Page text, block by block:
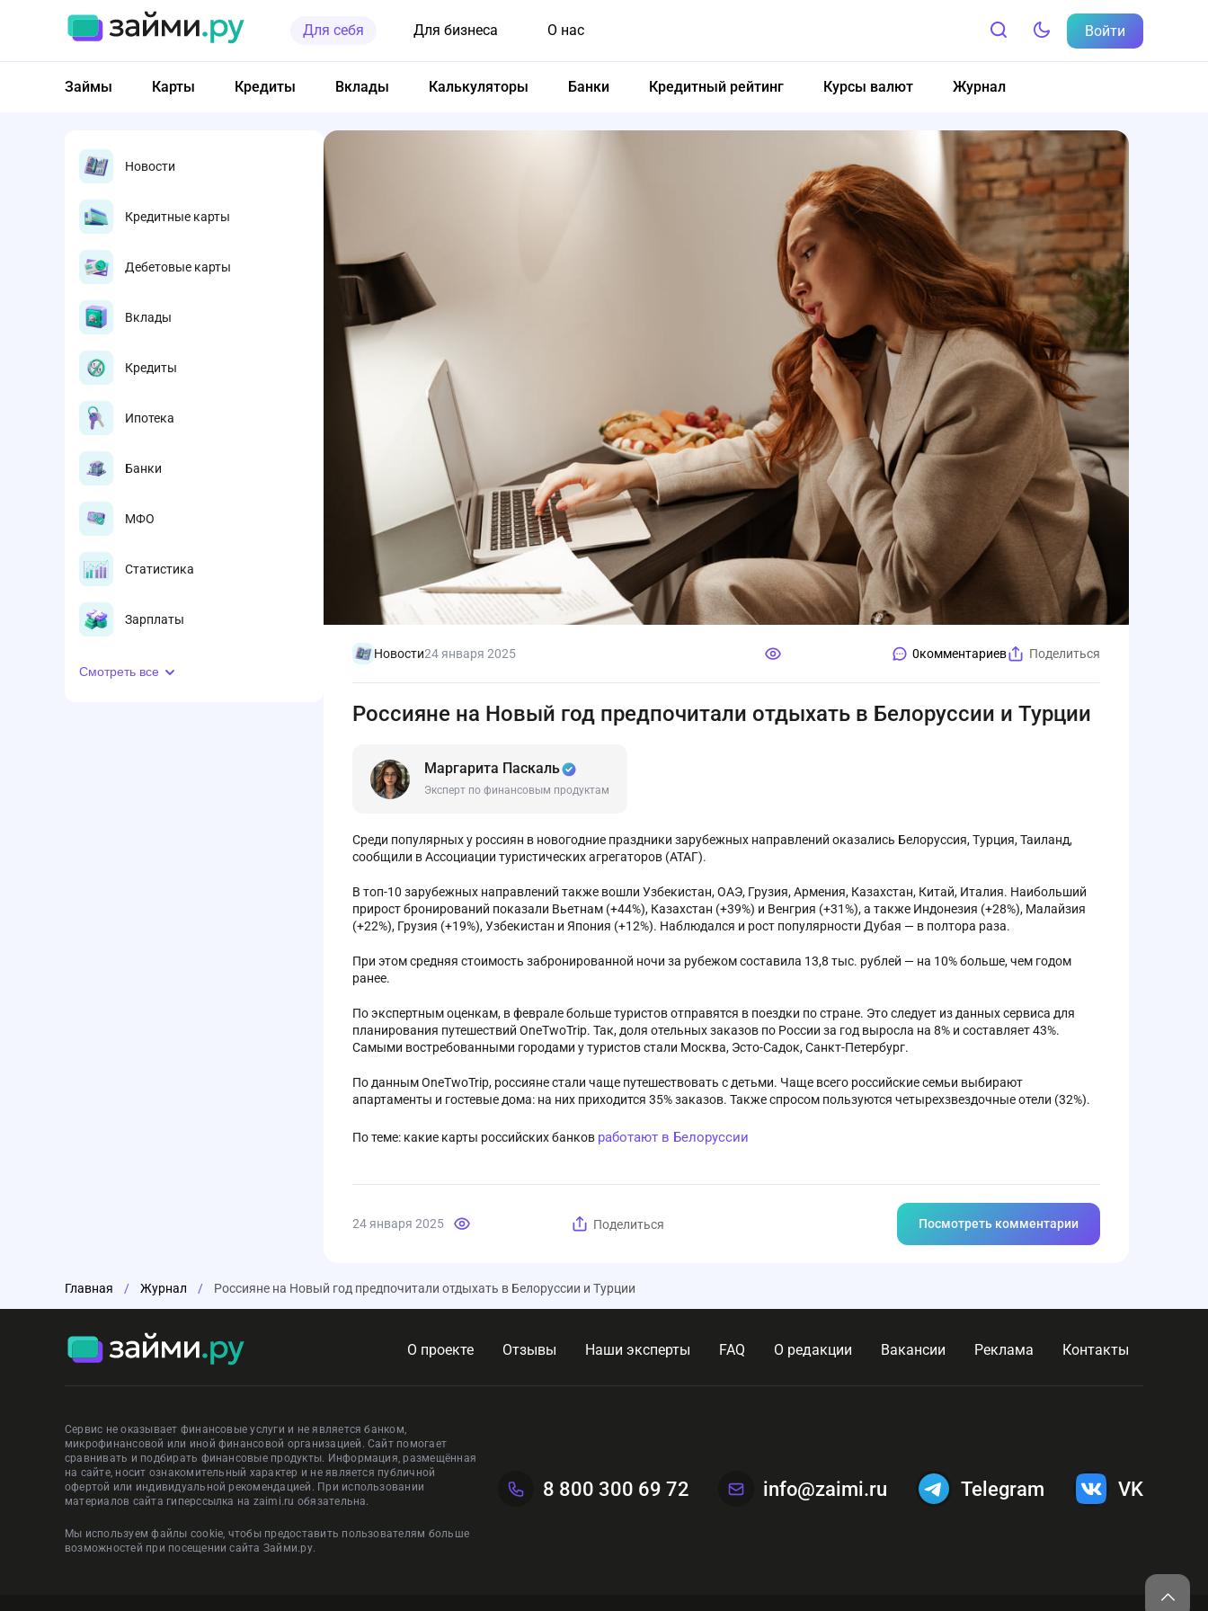
Для себя Для бизнеса О нас Войти
Займы Карты Кредиты Вклады Калькуляторы Банки Кредитный рейтинг Курсы валют Журнал
Новости
Кредитные карты
Дебетовые карты
Вклады
Кредиты
Ипотека
Банки
МФО
Статистика
Зарплаты
Смотреть все
Новости24 января 2025 0комментариев Поделиться
Россияне на Новый год предпочитали отдыхать в Белоруссии и Турции
Маргарита Паскаль
Эксперт по финансовым продуктам
Среди популярных у россиян в новогодние праздники зарубежных направлений оказались Белоруссия, Турция, Таиланд,
сообщили в Ассоциации туристических агрегаторов (АТАГ).
В топ-10 зарубежных направлений также вошли Узбекистан, ОАЭ, Грузия, Армения, Казахстан, Китай, Италия. Наибольший
прирост бронирований показали Вьетнам (+44%), Казахстан (+39%) и Венгрия (+31%), а также Индонезия (+28%), Малайзия
(+22%), Грузия (+19%), Узбекистан и Япония (+12%). Наблюдался и рост популярности Дубая — в полтора раза.
При этом средняя стоимость забронированной ночи за рубежом составила 13,8 тыс. рублей — на 10% больше, чем годом
ранее.
По экспертным оценкам, в феврале больше туристов отправятся в поездки по стране. Это следует из данных сервиса для
планирования путешествий OneTwoTrip. Так, доля отельных заказов по России за год выросла на 8% и составляет 43%.
Самыми востребованными городами у туристов стали Москва, Эсто-Садок, Санкт-Петербург.
По данным OneTwoTrip, россияне стали чаще путешествовать с детьми. Чаще всего российские семьи выбирают
апартаменты и гостевые дома: на них приходится 35% заказов. Также спросом пользуются четырехзвездочные отели (32%).
По теме: какие карты российских банков работают в Белоруссии
24 января 2025 Поделиться Посмотреть комментарии
Главная / Журнал / Россияне на Новый год предпочитали отдыхать в Белоруссии и Турции
О проекте Отзывы Наши эксперты FAQ О редакции Вакансии Реклама Контакты
Сервис не оказывает финансовые услуги и не является банком,
микрофинансовой или иной финансовой организацией. Сайт помогает
сравнивать и подбирать финансовые продукты. Информация, размещённая
на сайте, носит ознакомительный характер и не является публичной
офертой или индивидуальной рекомендацией. При использовании
материалов сайта гиперссылка на zaimi.ru обязательна.
Мы используем файлы cookie, чтобы предоставить пользователям больше
возможностей при посещении сайта Займи.ру.
8 800 300 69 72 info@zaimi.ru Telegram VK